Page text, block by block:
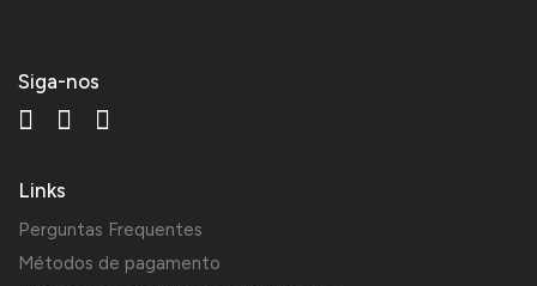
Siga-nos
Links
Perguntas Frequentes
Métodos de pagamento